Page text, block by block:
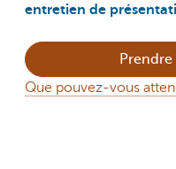
entretien de
Que pouvez-vous